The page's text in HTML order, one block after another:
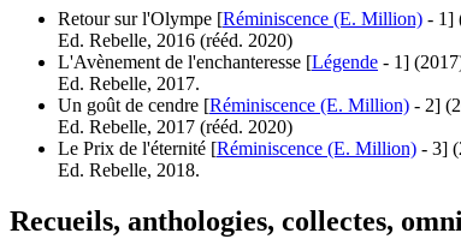
Retour sur l'Olympe [Réminiscence (E. Million) - 1]
Ed. Rebelle, 2016 (rééd. 2020)
L'Avènement de l'enchanteresse [Légende - 1]
Ed. Rebelle, 2017.
Un goût de cendre [Réminiscence (E. Million) - 2]
Ed. Rebelle, 2017 (rééd. 2020)
Le Prix de l'éternité [Réminiscence (E. Million) - 3]
Ed. Rebelle, 2018.
Recueils, anthologies, collectes,